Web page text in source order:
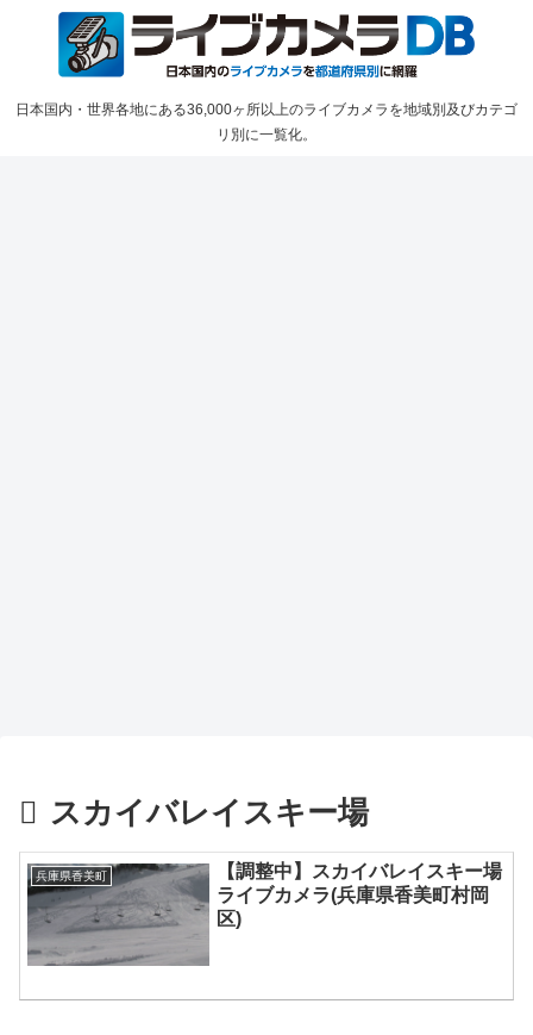
日本国内・世界各地にある36,000ヶ所以上のライブカメラを地域別及びカテゴ
リ別に一覧化。
スカイバレイスキー場
兵庫県香美町
【調整中】スカイバレイスキー場
ライブカメラ(兵庫県香美町村岡
区)